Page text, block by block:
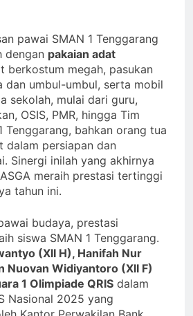
pawai SMAN 1 Tenggarang
dengan pakaian adat
berkostum megah, pasukan
dan umbul-umbul, serta mobil
sekolah, mulai dari guru,
OSIS, PMR, hingga Tim
Tenggarang, bahkan orang tua
dalam persiapan dan
Sinergi inilah yang akhirnya
meraih prestasi tertinggi
tahun ini.
budaya, prestasi
siswa SMAN 1 Tenggarang.
(XII H), Hanifah Nur
Nuovan Widiyantoro (XII F)
1 Olimpiade QRIS dalam
Nasional 2025 yang